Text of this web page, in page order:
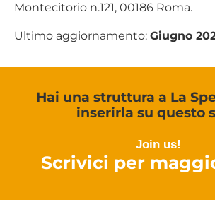
Montecitorio n.121, 00186 Roma.
Ultimo aggiornamento: Giugno
Hai una struttura a La
inserirla su questo
Join us!
Scrivici per